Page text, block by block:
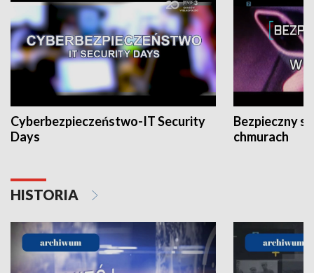
Cyberbezpieczeństwo-IT Security
Days
Bezpieczny
chmurach
HISTORIA